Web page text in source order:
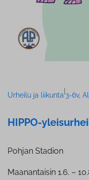
Urheilu ja liikunta 3-6v,
HIPPO-
Pohjan Stadion
Maanantaisin 1.6. –